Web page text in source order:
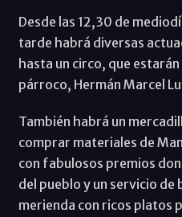
Desde las 12,30 de
tarde habrá diversas
hasta un circo, que
párroco, Hermán Marcel
También habrá un
comprar materiales de
con fabulosos premios
del pueblo y un servicio de
merienda con ricos platos